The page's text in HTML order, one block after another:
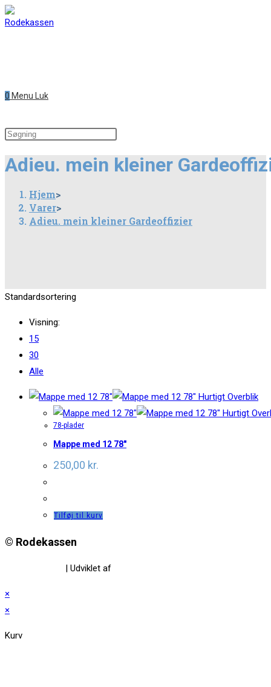
Skip
to
0 Menu Luk
Search
website
Adieu. mein kleiner
Hjem>
Varer>
Adieu. mein kleiner Gardeoffizier
Standardsortering
Visning:
15
30
Alle
Hurtigt Overblik
Hurtigt
78-plader
Mappe med 12 78″
250,00 kr.
Tilføj til kurv
© Rodekassen
| Udviklet af
×
×
Kurv